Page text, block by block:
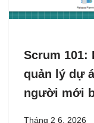
Scrum 101:
quản lý dự
người mới
Tháng 2 6, 2026